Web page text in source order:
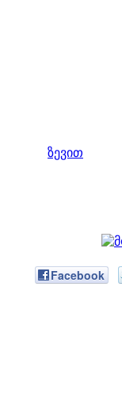
ზევით
Facebook